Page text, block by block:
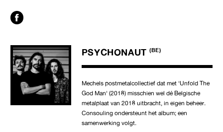
PSYCHONAUT (BE)
Mechels postmetalcollectief dat met 'Unfold The
God Man' (2018) misschien wel dé Belgische
metalplaat van 2018 uitbracht, in eigen beheer.
Consouling ondersteunt het album; een
samenwerking volgt.